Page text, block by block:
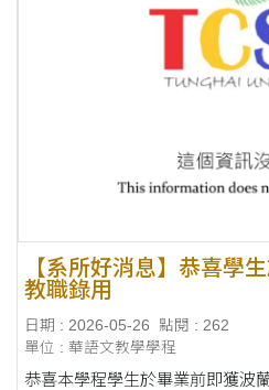
【系所好消息】恭喜學
教職錄用
日期 : 2026-05-26
點閱 : 262
單位 : 華語文教學學程
恭喜本學程學生於畢業前即獲波